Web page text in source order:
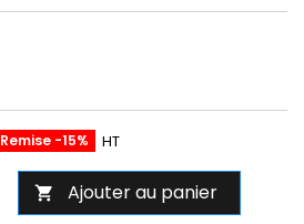
Remise -15% HT
 Ajouter au panier